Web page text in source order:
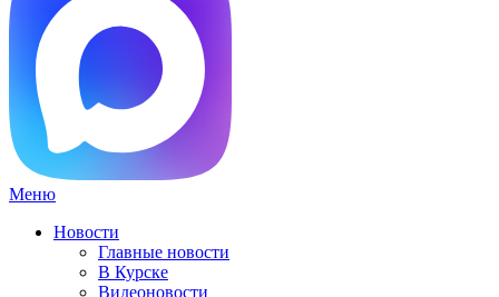
Меню
Новости
Главные новости
В Курске
Видеоновости